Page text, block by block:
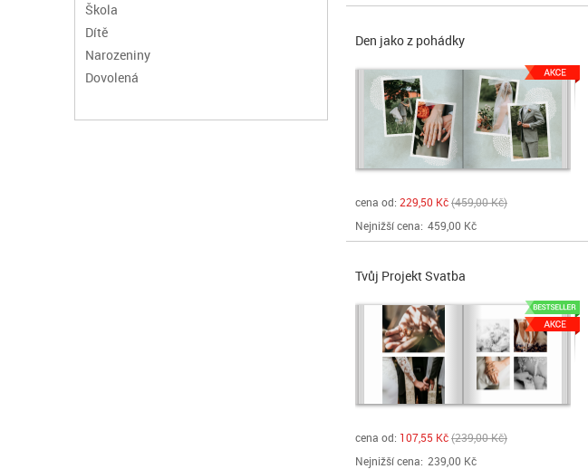
Škola
Dítě
Narozeniny
Dovolená
Den jako z pohádky
cena od: 229,50 Kč 459,00 Kč
Nejnižší cena: 459,00 Kč
Tvůj Projekt Svatba
cena od: 107,55 Kč 239,00 Kč
Nejnižší cena: 239,00 Kč